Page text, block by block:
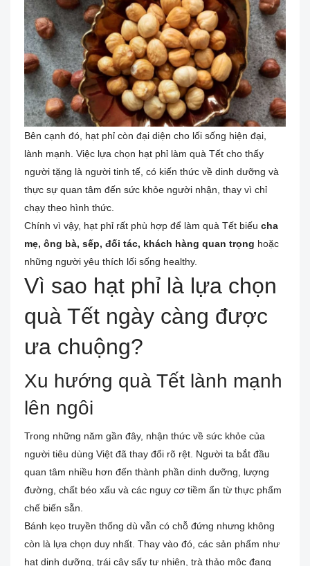
Bên cạnh đó, hạt phỉ còn đại diện cho lối sống hiện đại,
lành mạnh. Việc lựa chọn hạt phỉ làm quà Tết cho thấy
người tặng là người tinh tế, có kiến thức về dinh dưỡng và
thực sự quan tâm đến sức khỏe người nhận, thay vì chỉ
chạy theo hình thức.
Chính vì vậy, hạt phỉ rất phù hợp để làm quà Tết biếu cha
mẹ, ông bà, sếp, đối tác, khách hàng quan trọng hoặc
những người yêu thích lối sống healthy.
Vì sao hạt phỉ là lựa chọn
quà Tết ngày càng được
ưa chuộng?
Xu hướng quà Tết lành mạnh
lên ngôi
Trong những năm gần đây, nhận thức về sức khỏe của
người tiêu dùng Việt đã thay đổi rõ rệt. Người ta bắt đầu
quan tâm nhiều hơn đến thành phần dinh dưỡng, lượng
đường, chất béo xấu và các nguy cơ tiềm ẩn từ thực phẩm
chế biến sẵn.
Bánh kẹo truyền thống dù vẫn có chỗ đứng nhưng không
còn là lựa chọn duy nhất. Thay vào đó, các sản phẩm như
hạt dinh dưỡng, trái cây sấy tự nhiên, trà thảo mộc đang